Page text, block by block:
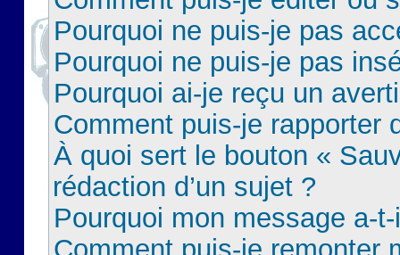
Pourquoi ne puis-je pas
Pourquoi ne puis-je pas
Pourquoi ai-je reçu un
Comment puis-je rapporter
À quoi sert le bouton «
rédaction d’un sujet ?
Pourquoi mon message a-
Comment puis-je remonter